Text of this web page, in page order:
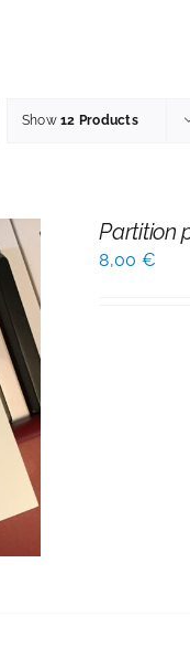
Show12 Products
Partition
8,00 €